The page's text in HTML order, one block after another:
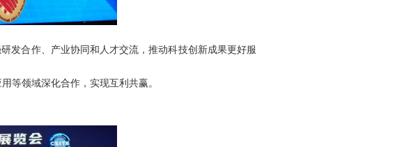
发合作、产业协同和人才交流，推动科技创新成果更好服
等领域深化合作，实现互利共赢。